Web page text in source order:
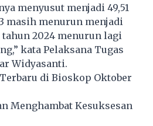
menyusut menjadi 49,51
masih menurun menjadi
2024 menurun lagi
kata Pelaksana Tugas
Widyasanti.
di Bioskop Oktober
Menghambat Kesuksesan